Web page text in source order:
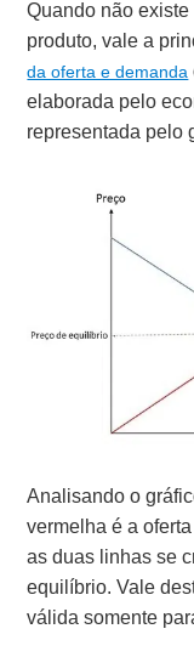
Quando não
produto, vale a
da oferta e demanda
elaborada pelo
representada pelo
Analisando o
vermelha é a
as duas linhas se
equilíbrio. Vale
válida somente